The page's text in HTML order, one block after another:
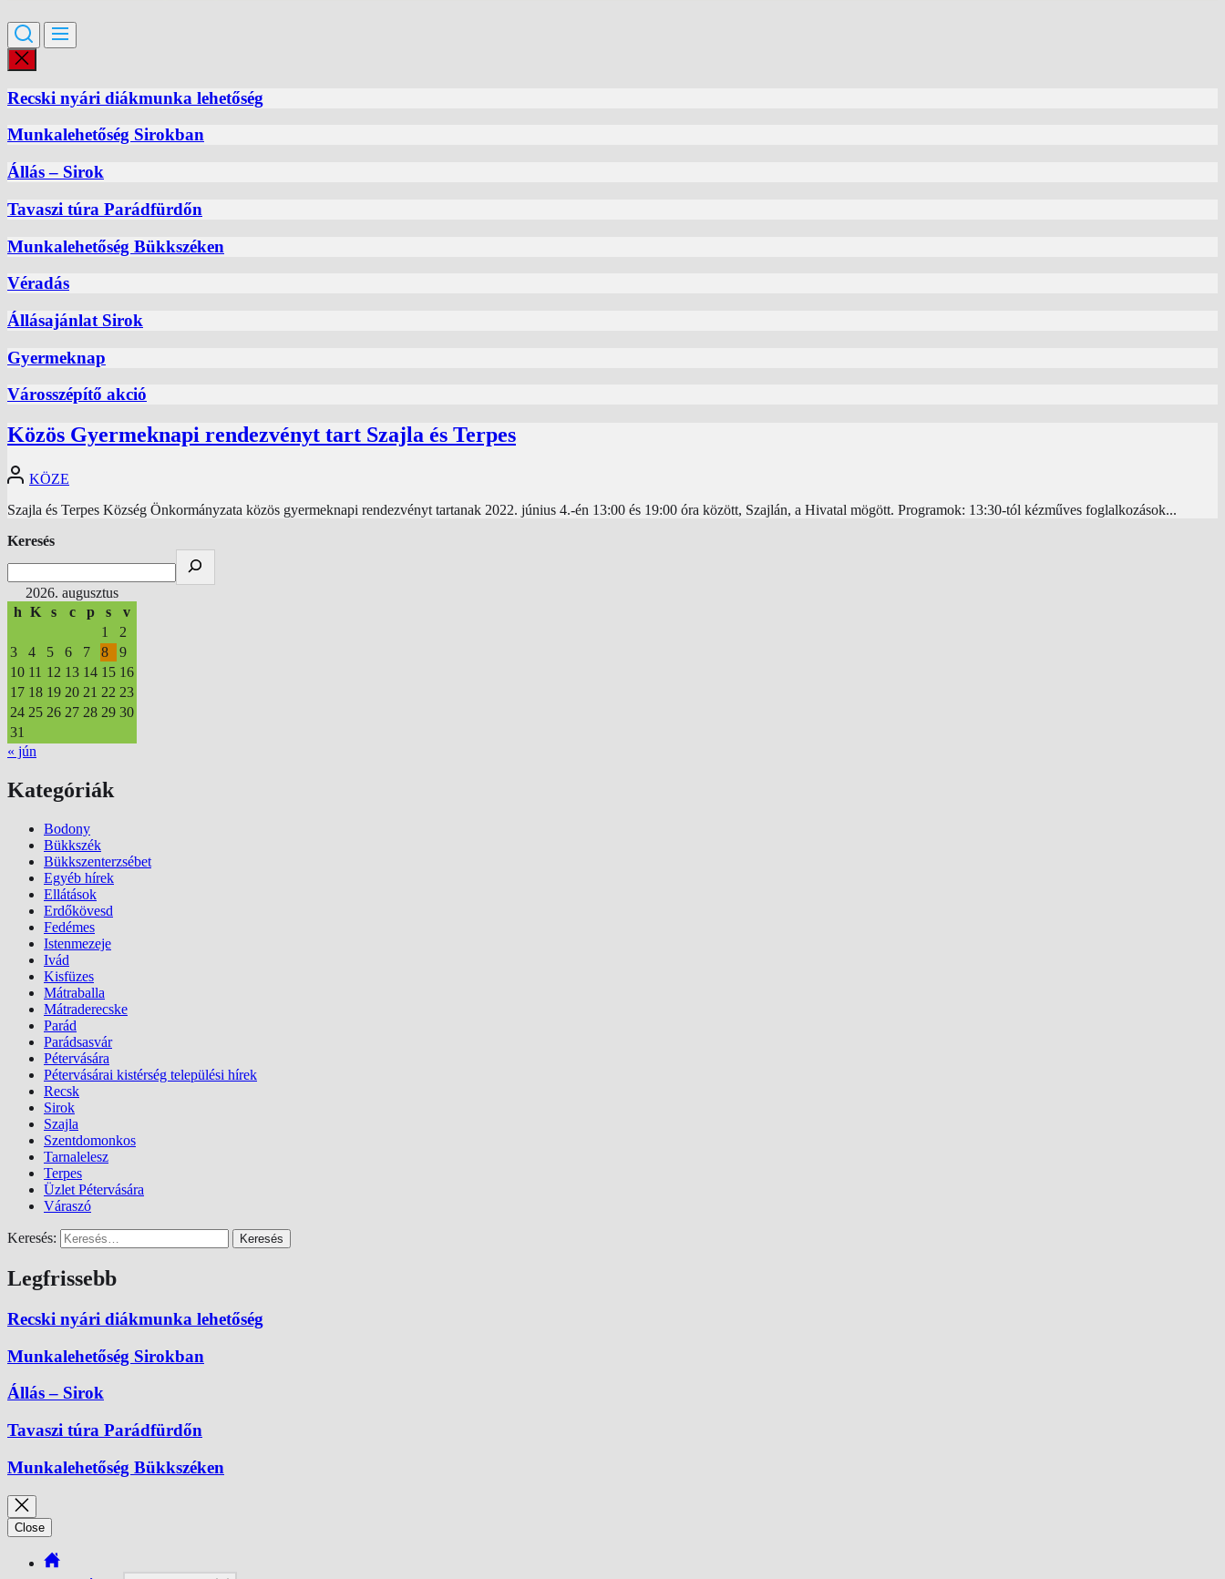
Recski nyári diákmunka lehetőség
Munkalehetőség Sirokban
Állás – Sirok
Tavaszi túra Parádfürdőn
Munkalehetőség Bükkszéken
Véradás
Állásajánlat Sirok
Gyermeknap
Városszépítő akció
Közös Gyermeknapi rendezvényt tart Szajla és Terpes
KÖZE
Szajla és Terpes Község Önkormányzata közös gyermeknapi rendezvényt tartanak 2022. június 4.-én 13:00 és 19:00 óra között, Szajlán, a Hivatal mögött. Programok: 13:30-tól kézműves foglalkozások...
Keresés
2026. augusztus
h K s c p s
v
1
2
3
4 5 6 7 8
9
10 11 12 13 14 15 16
17 18 19 20 21 22 23
24 25 26 27 28 29 30
31
« jún
Kategóriák
Bodony
Bükkszék
Bükkszenterzsébet
Egyéb hírek
Ellátások
Erdőkövesd
Fedémes
Istenmezeje
Ivád
Kisfüzes
Mátraballa
Mátraderecske
Parád
Parádsasvár
Pétervására
Pétervásárai kistérség települési hírek
Recsk
Sirok
Szajla
Szentdomonkos
Tarnalelesz
Terpes
Üzlet Pétervására
Váraszó
Keresés:
Legfrissebb
Recski nyári diákmunka lehetőség
Munkalehetőség Sirokban
Állás – Sirok
Tavaszi túra Parádfürdőn
Munkalehetőség Bükkszéken
Close